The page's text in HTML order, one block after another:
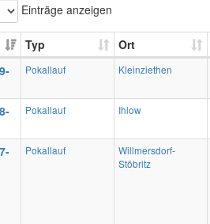
Einträge anzeigen
Typ
Ort
Pokallauf Kleinziethen
Pokallauf Ihlow
Pokallauf
Willmersdorf-
Stöbritz